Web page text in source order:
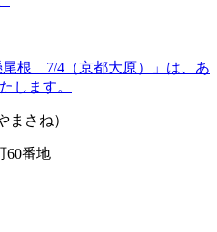
尾根 7/4（京都大原）」は、あ
します。
まさね）
60番地